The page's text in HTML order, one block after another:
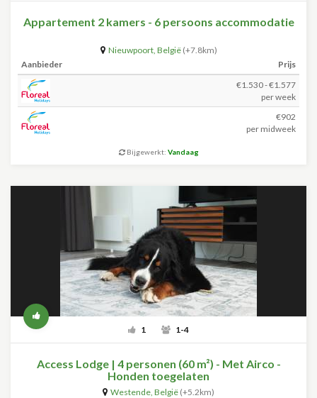
Appartement 2 kamers - 6 persoons accommodatie
Nieuwpoort, België (+7.8km)
Aanbieder
Prijs
€1.530 - €1.577
per week
€902
per midweek
Bijgewerkt: Vandaag
1 1-4
Access Lodge | 4 personen (60 m²) - Met Airco -
Honden toegelaten
Westende, België (+5.2km)